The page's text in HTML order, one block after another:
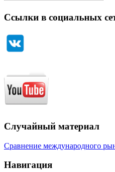
Ссылки в социальных
Случайный материал
Сравнение международного
Навигация